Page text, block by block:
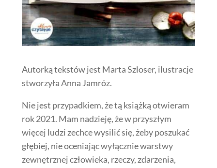
Autorką tekstów jest Marta Szloser, ilustracje
stworzyła Anna Jamróz.
Nie jest przypadkiem, że tą książką otwieram
rok 2021. Mam nadzieję, że w przyszłym
więcej ludzi zechce wysilić się, żeby poszukać
głębiej, nie oceniając wyłącznie warstwy
zewnętrznej człowieka, rzeczy, zdarzenia,